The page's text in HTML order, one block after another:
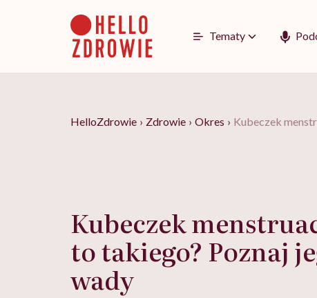
Tematy
HelloZdrowie › Zdrowie › Okres › Kubeczek
Kubeczek
to takiego? Poznaj
wady